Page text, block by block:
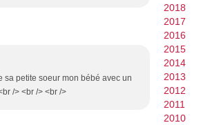
sa petite soeur mon bébé avec un
/> <br /> <br />
2018
2017
2016
2015
2014
2013
2012
2011
2010